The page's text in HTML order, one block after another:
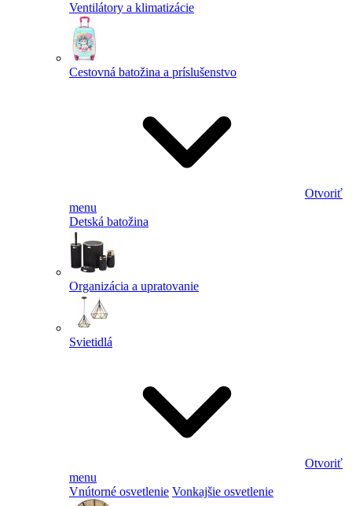
Ventilátory a klimatizácie
Cestovná batožina a príslušenstvo
Otvoriť
menu
Detská batožina
Organizácia a upratovanie
Svietidlá
Otvoriť
menu
Vnútorné osvetlenie Vonkajšie osvetlenie